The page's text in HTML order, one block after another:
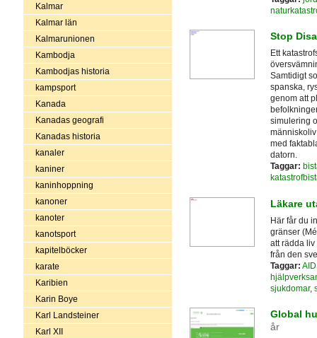
Kalmar
Kalmar län
Kalmarunionen
Kambodja
Kambodjas historia
kampsport
Kanada
Kanadas geografi
Kanadas historia
kanaler
kaniner
kaninhoppning
kanoner
kanoter
kanotsport
kapitelböcker
karate
Karibien
Karin Boye
Karl Landsteiner
Karl XII
Stop
Ett
Samtidigt
spanska,
genom att
simulering
med
datorn.
Taggar:
Läkare
Här får du
gränser
att rädda
från den
Taggar:
sjukdomar,
Global
år